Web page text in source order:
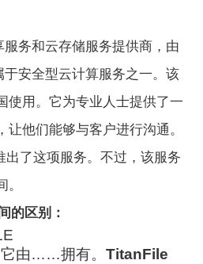
务和云存储服务提供商，由
于安全型云计算服务之一。该
使用。它为专业人士提供了一
他们能够与客户进行沟通。
出了这项服务。不过，该服务
的区别：
它由……拥有。TitanFile